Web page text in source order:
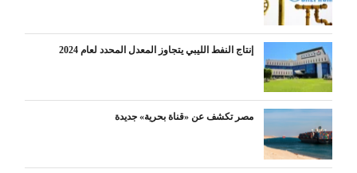
إنتاج النفط الليبي يتجاوز المعدل المحدد لعام 2024
مصر تكشف عن «قناة بحرية» جديدة